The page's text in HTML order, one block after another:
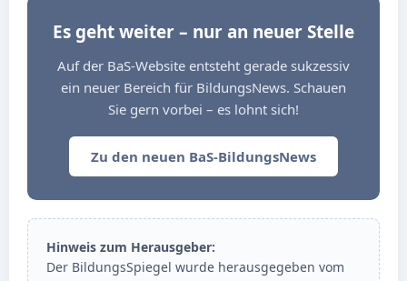
Es geht weiter – nur an neuer Stelle
Auf der BaS-Website entsteht gerade sukzessiv
ein neuer Bereich für BildungsNews. Schauen
Sie gern vorbei – es lohnt sich!
Zu den neuen BaS-BildungsNews
Hinweis zum Herausgeber:
Der BildungsSpiegel wurde herausgegeben vom